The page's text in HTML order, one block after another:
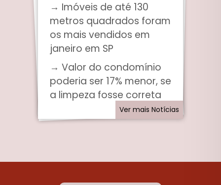
→ Imóveis de até 130
metros quadrados foram
os mais vendidos em
janeiro em SP
→ Valor do condomínio
poderia ser 17% menor, se
a limpeza fosse correta
Ver mais Notícias